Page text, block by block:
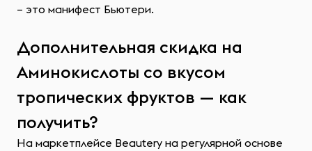
– это манифест Бьютери.
Дополнительная скидка на
Аминокислоты со вкусом
тропических фруктов — как
получить?
На маркетплейсе Beautery на регулярной основе